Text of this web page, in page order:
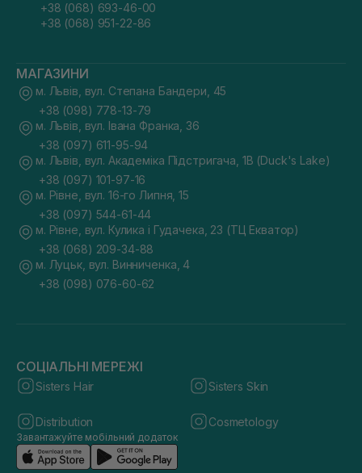
+38 (068) 693-46-00
+38 (068) 951-22-86
МАГАЗИНИ
м. Львів, вул. Степана Бандери, 45
+38 (098) 778-13-79
м. Львів, вул. Івана Франка, 36
+38 (097) 611-95-94
м. Львів, вул. Академіка Підстригача, 1В (Duck's Lake)
+38 (097) 101-97-16
м. Рівне, вул. 16-го Липня, 15
+38 (097) 544-61-44
м. Рівне, вул. Кулика і Гудачека, 23 (ТЦ Екватор)
+38 (068) 209-34-88
м. Луцьк, вул. Винниченка, 4
+38 (098) 076-60-62
СОЦІАЛЬНІ МЕРЕЖІ
Sisters Hair Sisters Skin
Distribution Cosmetology
Завантажуйте мобільний додаток